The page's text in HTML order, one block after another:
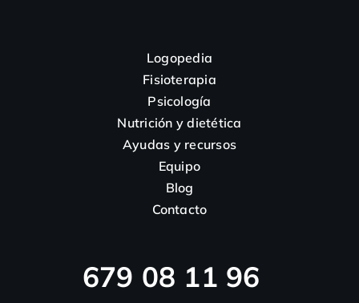
Logopedia
Fisioterapia
Psicología
Nutrición y dietética
Ayudas y recursos
Equipo
Blog
Contacto
679 08 11 96